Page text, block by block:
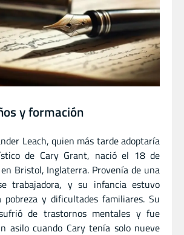
y formación
Leach, quien más tarde adoptaría
de Cary Grant, nació el 18 de
Bristol, Inglaterra. Provenía de una
trabajadora, y su infancia estuvo
pobreza y dificultades familiares. Su
de trastornos mentales y fue
asilo cuando Cary tenía solo nueve